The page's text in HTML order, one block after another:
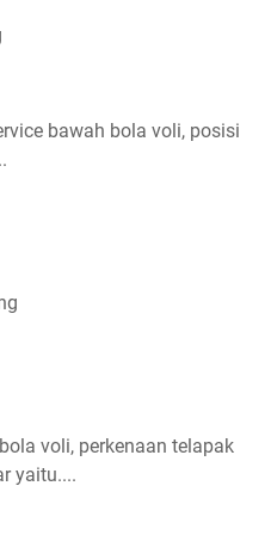
bawah bola voli, posisi
voli, perkenaan telapak
yaitu....